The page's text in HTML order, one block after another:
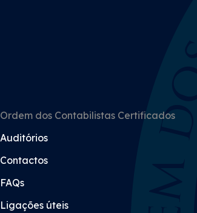
Ordem dos Contabilistas Certificados
Auditórios
Contactos
FAQs
Ligações úteis